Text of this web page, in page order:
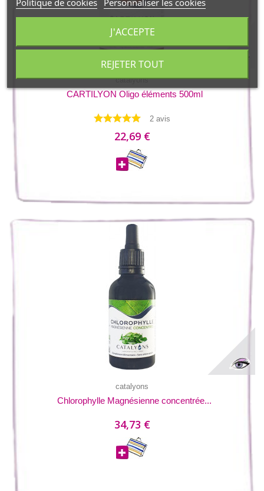
catalyons
CARTILYON Oligo éléments 500ml
2 avis
22,69 €
catalyons
Chlorophylle Magnésienne concentrée...
34,73 €
Politique de cookies Personnaliser les cookies
REJETER TOUT
J'ACCEPTE